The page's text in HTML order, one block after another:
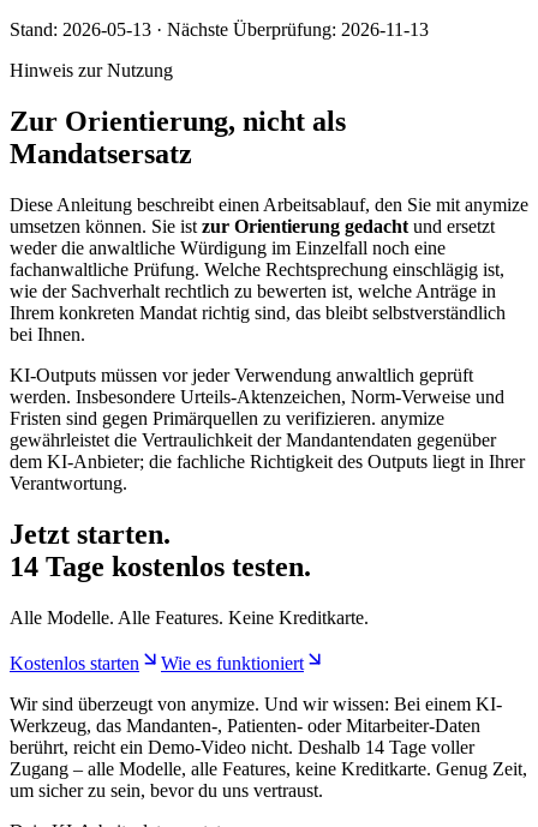
Stand: 2026-05-13 · Nächste Überprüfung: 2026-11-13
Hinweis zur Nutzung
Zur Orientierung, nicht als
Mandatsersatz
Diese Anleitung beschreibt einen Arbeitsablauf, den Sie mit anymize
umsetzen können. Sie ist zur Orientierung gedacht und ersetzt
weder die anwaltliche Würdigung im Einzelfall noch eine
fachanwaltliche Prüfung. Welche Rechtsprechung einschlägig ist,
wie der Sachverhalt rechtlich zu bewerten ist, welche Anträge in
Ihrem konkreten Mandat richtig sind, das bleibt selbstverständlich
bei Ihnen.
KI-Outputs müssen vor jeder Verwendung anwaltlich geprüft
werden. Insbesondere Urteils-Aktenzeichen, Norm-Verweise und
Fristen sind gegen Primärquellen zu verifizieren. anymize
gewährleistet die Vertraulichkeit der Mandantendaten gegenüber
dem KI-Anbieter; die fachliche Richtigkeit des Outputs liegt in Ihrer
Verantwortung.
Jetzt starten.
14 Tage kostenlos testen.
Alle Modelle. Alle Features. Keine Kreditkarte.
Kostenlos starten
Wie es funktioniert
Wir sind überzeugt von anymize. Und wir wissen: Bei einem KI-
Werkzeug, das Mandanten-, Patienten- oder Mitarbeiter-Daten
berührt, reicht ein Demo-Video nicht. Deshalb 14 Tage voller
Zugang – alle Modelle, alle Features, keine Kreditkarte. Genug Zeit,
um sicher zu sein, bevor du uns vertraust.